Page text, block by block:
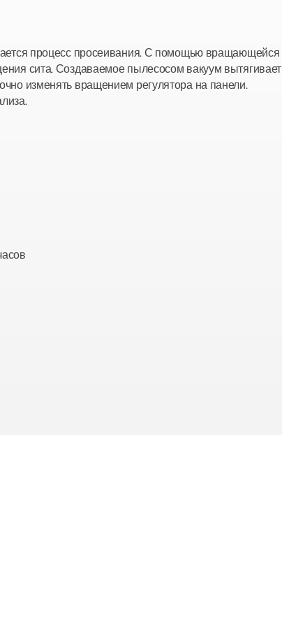
процесс просеивания. С помощью вращающейся
сита. Создаваемое пылесосом вакуум вытягивает
изменять вращением регулятора на панели.